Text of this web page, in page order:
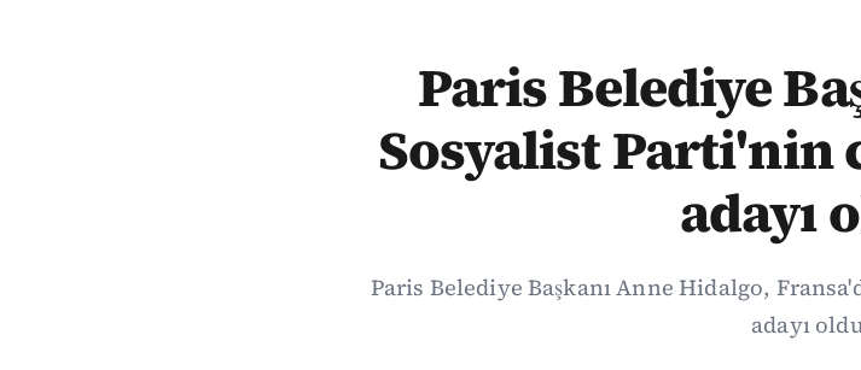
Paris Belediye
Sosyalist Parti'nin
adayı
Paris Belediye Başkanı Anne Hidalgo,
adayı